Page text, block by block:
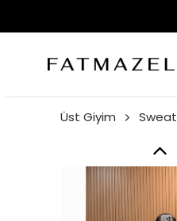
Üst Giyim Sweat